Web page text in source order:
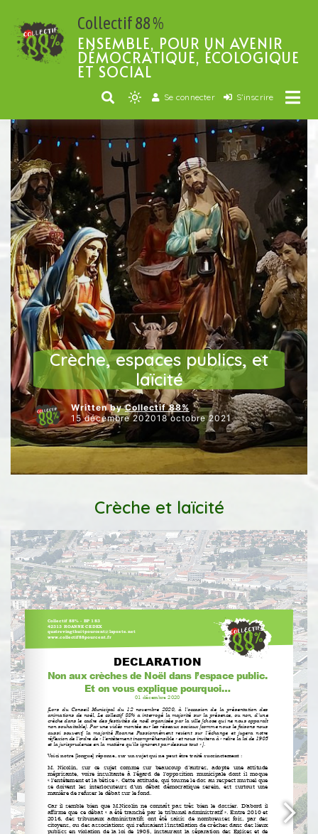
au
contenu
Collectif 88 %
ENSEMBLE, POUR UN AVENIR
DÉMOCRATIQUE, ÉCOLOGIQUE
ET SOCIAL
Light
mode
(click
to
switch
to
dark)
Se connecter S’inscrire
LAÏCITÉ NOS INTERVENTIONS AU CONSEIL
Crèche, espaces publics, et
laïcité
Written byCollectif 88%
15 décembre 202018 octobre 2021
Crèche et laïcité